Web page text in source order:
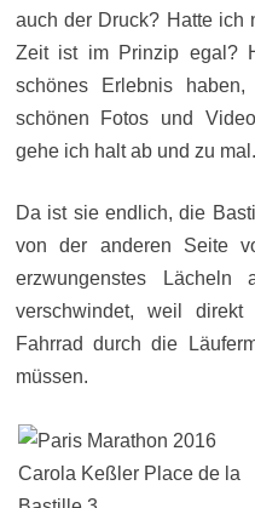
auch der Druck? Hatte ich
Zeit ist im Prinzip egal?
schönes Erlebnis
schönen Fotos und
gehe ich halt ab und zu mal.
Da ist sie endlich, die
von der anderen Seite
erzwungenstes
verschwindet, weil
Fahrrad durch die
müssen.